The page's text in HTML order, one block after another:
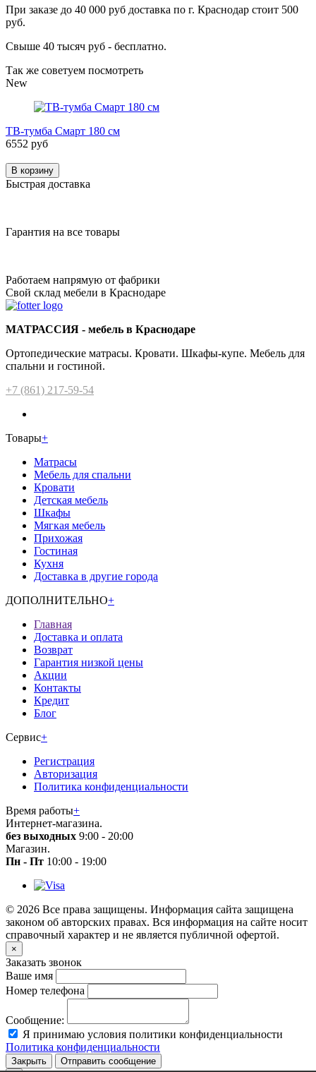
При заказе до 40 000 руб доставка по г. Краснодар стоит 500
руб.
Свыше 40 тысяч руб - бесплатно.
Так же советуем посмотреть
New
ТВ-тумба Смарт 180 см
6552 руб
В корзину
Быстрая доставка
Гарантия на все товары
Работаем напрямую от фабрики
Свой склад мебели в Краснодаре
МАТРАССИЯ - мебель в Краснодаре
Ортопедические матрасы. Кровати. Шкафы-купе. Мебель для
спальни и гостиной.
+7 (861) 217-59-54
Товары+
Матрасы
Мебель для спальни
Кровати
Детская мебель
Шкафы
Мягкая мебель
Прихожая
Гостиная
Кухня
Доставка в другие города
ДОПОЛНИТЕЛЬНО+
Главная
Доставка и оплата
Возврат
Гарантия низкой цены
Акции
Контакты
Кредит
Блог
Сервис+
Регистрация
Авторизация
Политика конфиденциальности
Время работы+
Интернет-магазина.
без выходных 9:00 - 20:00
Магазин.
Пн - Пт 10:00 - 19:00
© 2026 Все права защищены. Информация сайта защищена
законом об авторских правах. Вся информация на сайте носит
справочный характер и не является публичной офертой.
×
Заказать звонок
Ваше имя
Номер телефона
Сообщение:
Я принимаю условия политики конфиденциальности
Политика конфиденциальности
Закрыть
Отправить сообщение